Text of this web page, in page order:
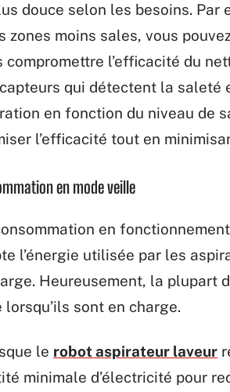
douce selon les besoins.
zones moins sales, vous
compromettre l’efficacité du
qui détectent la
en fonction du niveau de
l’efficacité tout en
en mode veille
en
l’énergie utilisée par les
Heureusement, la plupart
lorsqu’ils sont en charge.
le robot aspirateur laveur
minimale d’électricité pour